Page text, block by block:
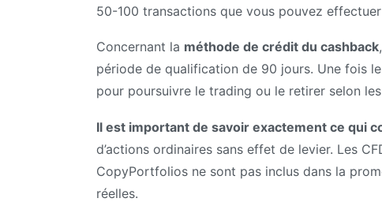
50-100 transactions que vous pouvez
Concernant la méthode de crédit du cashback
période de qualification de 90 jours. Une fois
pour poursuivre le trading ou le retirer selon
Il est important de savoir exactement ce qui
d’actions ordinaires sans effet de levier. Les
CopyPortfolios ne sont pas inclus dans la
réelles.